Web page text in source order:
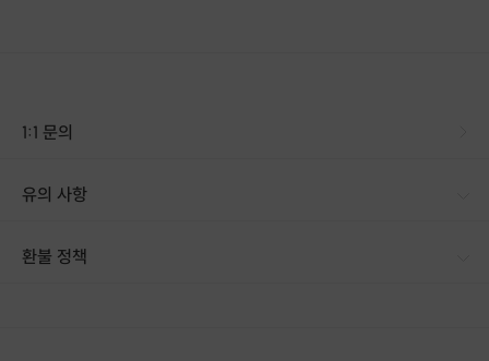
1:1 문의
유의 사항
환불 정책